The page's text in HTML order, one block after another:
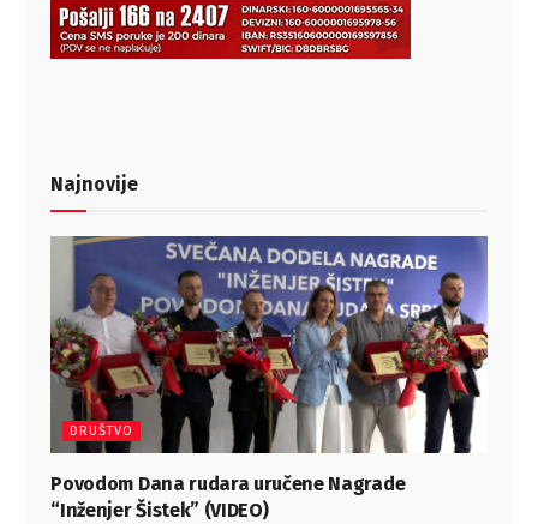
Najnovije
DRUŠTVO
Povodom Dana rudara uručene Nagrade
“Inženjer Šistek” (VIDEO)